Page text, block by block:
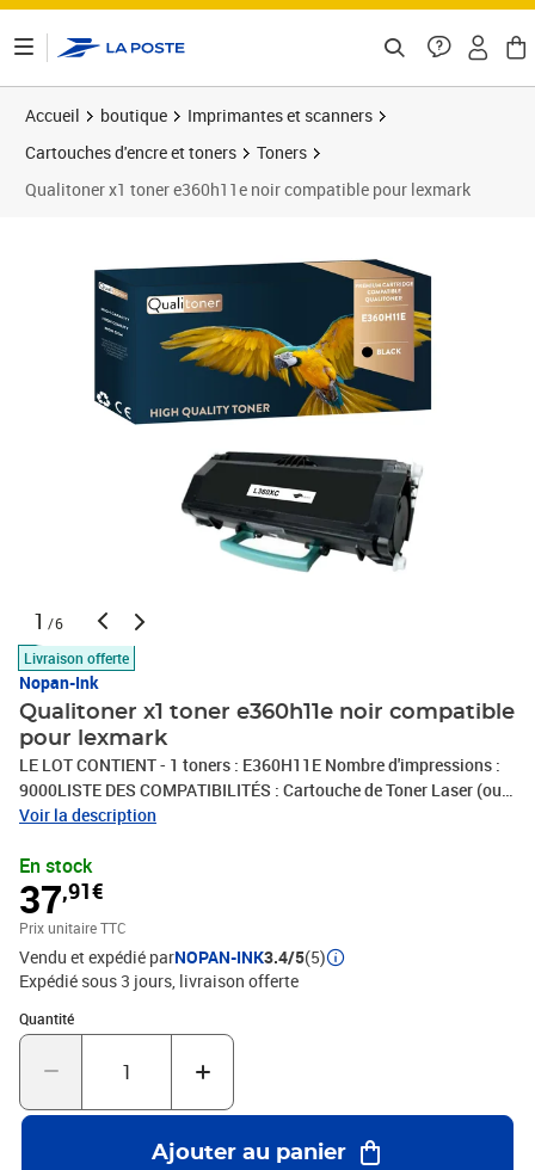
Accueil boutique
Imprimantes et scanners
Cartouches d'encre et toners
Toners
Qualitoner x1 toner e360h11e noir compatible pour lexmark
1 /6
Livraison offerte
Nopan-Ink
Qualitoner x1 toner e360h11e noir compatible
pour lexmark
LE LOT CONTIENT - 1 toners : E360H11E Nombre d'impressions :
9000LISTE DES COMPATIBILITÉS : Cartouche de Toner Laser (ou
tambour) compatible avec Lexmark E360 E360D E360DN E360
E360DN Optra E360 Series Optra E460DN Optra E460DW Optra
E460 SeriesQUI SOMMES NOUS : QUALITONER est le spécialiste
des consommables compatibles en France. Associée à un groupe
possédant 30 ans d'expertise dans le domaine du consommable
compatible, QUALITONER vous propose les meilleurs produits
pour votre imprimante (Jet d'encre, Laser, Tambour...).
Voir la description
En stock
37,91€
Prix unitaire TTC
Vendu et expédié parNOPAN-INK3.4/5(5)
Expédié sous 3 jours livraison offerte
Quantité
Quantité : 1
Ajouter au panier